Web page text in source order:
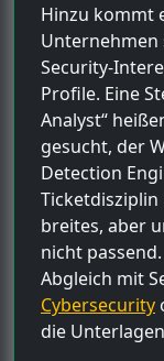
Hinzu kommt
Unternehmen
Security-
Profile. Eine
Analyst“
gesucht, der
Detection
breites, aber
nicht
Abgleich mit
Cybersecurity
die